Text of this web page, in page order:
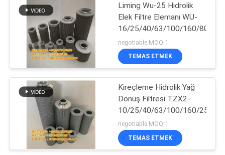
Hidrolik Yağ Dönüş
Filtresi
Liming Wu-25 Hidrolik
Elek Filtre Elemanı WU-
16/25/40/63/100/160/800/
negotiable MOQ:1
TEMAS ETMEK
Kireçleme Hidrolik Yağ
Dönüş Filtresi TZX2-
10/25/40/63/100/160/250/
negotiable MOQ:1
TEMAS ETMEK